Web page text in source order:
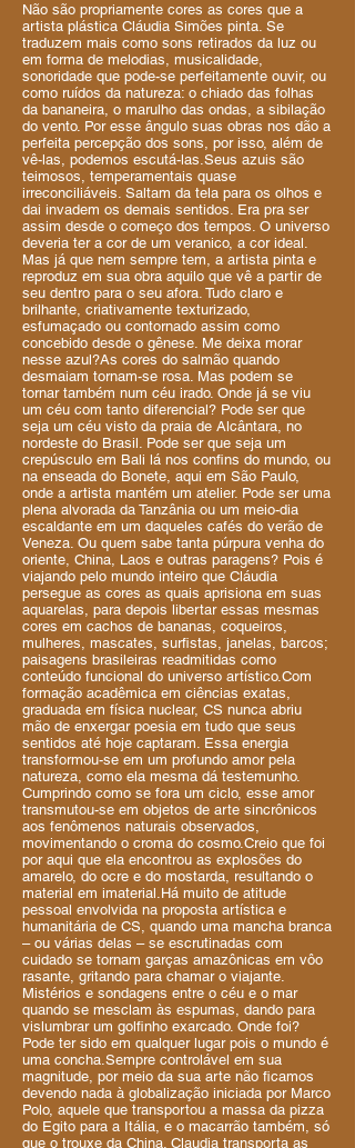
Não são propriamente cores as cores que a
artista plástica Cláudia Simões pinta. Se
traduzem mais como sons retirados da luz ou
em forma de melodias, musicalidade,
sonoridade que pode-se perfeitamente ouvir, ou
como ruídos da natureza: o chiado das folhas
da bananeira, o marulho das ondas, a sibilação
do vento. Por esse ângulo suas obras nos dão a
perfeita percepção dos sons, por isso, além de
vê-las, podemos escutá-las.Seus azuis são
teimosos, temperamentais quase
irreconciliáveis. Saltam da tela para os olhos e
dai invadem os demais sentidos. Era pra ser
assim desde o começo dos tempos. O universo
deveria ter a cor de um veranico, a cor ideal.
Mas já que nem sempre tem, a artista pinta e
reproduz em sua obra aquilo que vê a partir de
seu dentro para o seu afora. Tudo claro e
brilhante, criativamente texturizado,
esfumaçado ou contornado assim como
concebido desde o gênese. Me deixa morar
nesse azul?As cores do salmão quando
desmaiam tornam-se rosa. Mas podem se
tornar também num céu irado. Onde já se viu
um céu com tanto diferencial? Pode ser que
seja um céu visto da praia de Alcântara, no
nordeste do Brasil. Pode ser que seja um
crepúsculo em Bali lá nos confins do mundo, ou
na enseada do Bonete, aqui em São Paulo,
onde a artista mantém um atelier. Pode ser uma
plena alvorada da Tanzânia ou um meio-dia
escaldante em um daqueles cafés do verão de
Veneza. Ou quem sabe tanta púrpura venha do
oriente, China, Laos e outras paragens? Pois é
viajando pelo mundo inteiro que Cláudia
persegue as cores as quais aprisiona em suas
aquarelas, para depois libertar essas mesmas
cores em cachos de bananas, coqueiros,
mulheres, mascates, surfistas, janelas, barcos;
paisagens brasileiras readmitidas como
conteúdo funcional do universo artístico.Com
formação acadêmica em ciências exatas,
graduada em física nuclear, CS nunca abriu
mão de enxergar poesia em tudo que seus
sentidos até hoje captaram. Essa energia
transformou-se em um profundo amor pela
natureza, como ela mesma dá testemunho.
Cumprindo como se fora um ciclo, esse amor
transmutou-se em objetos de arte sincrônicos
aos fenômenos naturais observados,
movimentando o croma do cosmo.Creio que foi
por aqui que ela encontrou as explosões do
amarelo, do ocre e do mostarda, resultando o
material em imaterial.Há muito de atitude
pessoal envolvida na proposta artística e
humanitária de CS, quando uma mancha branca
– ou várias delas – se escrutinadas com
cuidado se tornam garças amazônicas em vôo
rasante, gritando para chamar o viajante.
Mistérios e sondagens entre o céu e o mar
quando se mesclam às espumas, dando para
vislumbrar um golfinho exarcado. Onde foi?
Pode ter sido em qualquer lugar pois o mundo é
uma concha.Sempre controlável em sua
magnitude, por meio da sua arte não ficamos
devendo nada à globalização iniciada por Marco
Polo, aquele que transportou a massa da pizza
do Egito para a Itália, e o macarrão também, só
que o trouxe da China. Claudia transporta as